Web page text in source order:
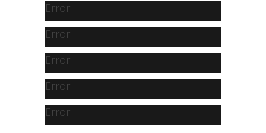
Error
Error
Error
Error
Error